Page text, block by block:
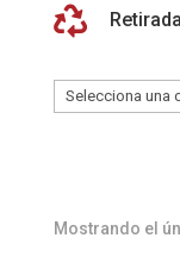

Selecciona
una
Mostrando el